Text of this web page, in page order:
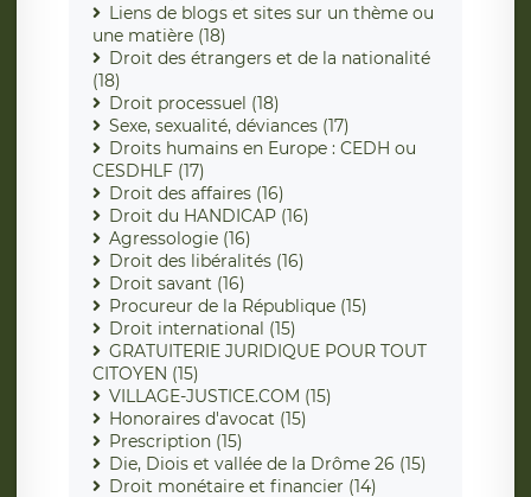
Liens de blogs et sites sur un thème ou
une matière (18)
Droit des étrangers et de la nationalité
(18)
Droit processuel (18)
Sexe, sexualité, déviances (17)
Droits humains en Europe : CEDH ou
CESDHLF (17)
Droit des affaires (16)
Droit du HANDICAP (16)
Agressologie (16)
Droit des libéralités (16)
Droit savant (16)
Procureur de la République (15)
Droit international (15)
GRATUITERIE JURIDIQUE POUR TOUT
CITOYEN (15)
VILLAGE-JUSTICE.COM (15)
Honoraires d'avocat (15)
Prescription (15)
Die, Diois et vallée de la Drôme 26 (15)
Droit monétaire et financier (14)